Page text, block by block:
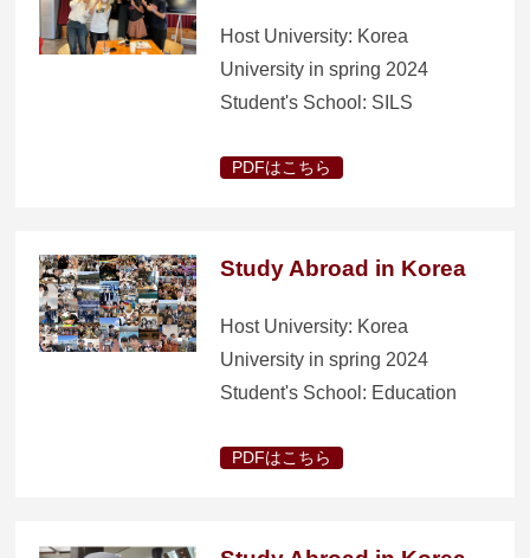
Host University: Korea
University in spring 2024
Student's School: SILS
PDFはこちら
Study Abroad in Korea
Host University: Korea
University in spring 2024
Student's School: Education
PDFはこちら